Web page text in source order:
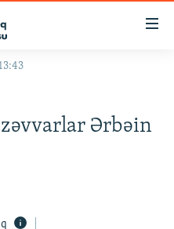
zəvvarlar Ərbəin